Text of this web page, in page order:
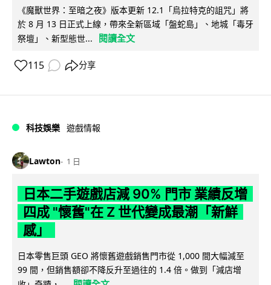
《魔獸世界：至暗之夜》版本更新 12.1「烏拉特克的詛咒」將
於 8 月 13 日正式上線，帶來全新區域「盤蛇島」、地城「毒牙
祭壇」、新型態世...
閱讀全文
115 分享
科技娛樂 遊戲情報
Lawton 1 日
日本二手遊戲店減 90% 門市 業績反增
四成 "懷舊"在 Z 世代變成最潮「新鮮
感」
日本零售巨頭 GEO 將懷舊遊戲銷售門市從 1,000 間大幅減至
99 間，但銷售額卻不降反升至過往的 1.4 倍。做到「減店增